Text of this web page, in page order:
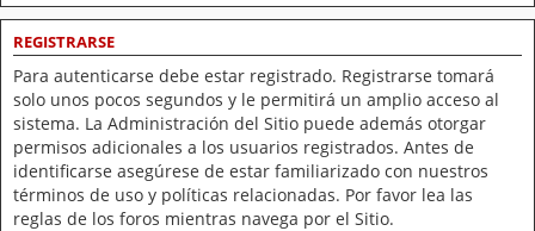
REGISTRARSE
Para autenticarse debe estar registrado. Registrarse tomará
solo unos pocos segundos y le permitirá un amplio acceso al
sistema. La Administración del Sitio puede además otorgar
permisos adicionales a los usuarios registrados. Antes de
identificarse asegúrese de estar familiarizado con nuestros
términos de uso y políticas relacionadas. Por favor lea las
reglas de los foros mientras navega por el Sitio.